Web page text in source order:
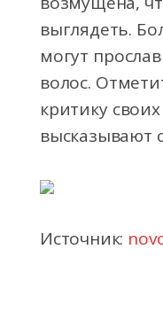
выглядеть.
могут
волос.
критику
высказывают
Источник: